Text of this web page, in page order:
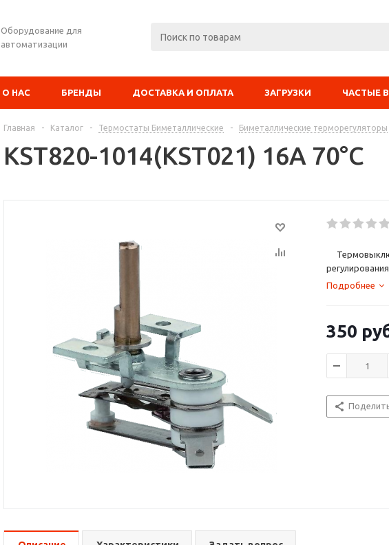
Оборудование для
автоматизации
О НАС БРЕНДЫ ДОСТАВКА И ОПЛАТА ЗАГРУЗКИ ЧАСТЫЕ
Главная - Каталог - Термостаты Биметаллические - Биметаллические терморегуляторы
KST820-1014(KST021) 16А 70°C
размыкания и
масляные
Получить
можно у
(495) 772 38
Подробнее
350